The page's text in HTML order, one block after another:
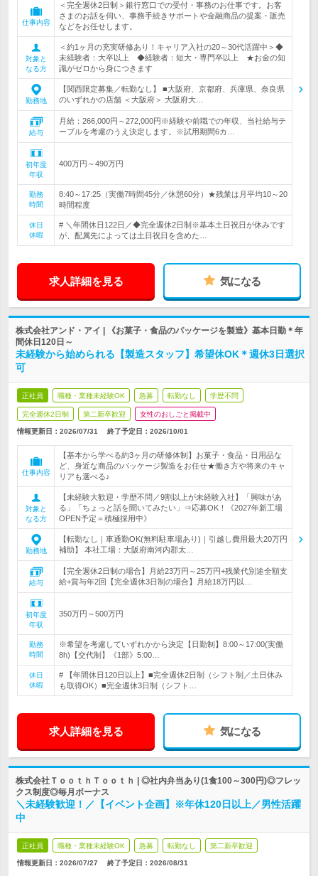
仕事内容
＜完全週休2日制＞銀行窓口での受付・事務のお仕事です。お客
さまのお話を伺い、事務手続きサポートや金融商品の提案・販売
などをお任せします。
対象と
なる方
＜約1ヶ月の充実研修あり！キャリア入社の20～30代活躍中＞◆
未経験者：大卒以上 ◆経験者：短大・専門卒以上 ★お金の知
識がゼロから身につきます
勤務地
【関西限定募集／転勤なし】 ■大阪府、京都府、兵庫県、奈良県
のいずれかの店舗 ＜大阪府＞ 大阪府大…
給与
月給：266,000円～272,000円※経験や前職での年収、当社給与テ
ーブルを考慮のうえ決定します。※試用期間6カ…
初年度
年収
400万円～490万円
勤務
時間
8:40～17:25（実働7時間45分／休憩60分）★残業は月平均10～20
時間程度
休日
休暇
# ＼年間休日122日／◆完全週休2日制※基本土日祝日が休みです
が、配属先によっては土日祝日を含めた…
求人詳細を見る 気になる
株式会社アンド・アイ | 《お菓子・食品のパッケージを製造》基本日勤＊年
間休日120日～
未経験から始められる【製造スタッフ】希望休OK＊週休3日選択
可
正社員 職種・業種未経験OK 急募 転勤なし 学歴不問
完全週休2日制 第二新卒歓迎 女性のおしごと掲載中
情報更新日：2026/07/31 終了予定日： 2026/10/01
仕事内容
【基本から学べる約3ヶ月の研修体制】お菓子・食品・日用品な
ど、身近な商品のパッケージ製造をお任せ★働き方や将来のキャ
リアも選べる♪
対象と
なる方
【未経験大歓迎・学歴不問／9割以上が未経験入社】「興味があ
る」「ちょっと話を聞いてみたい」⇒応募OK！《2027年新工場
OPEN予定＝積極採用中》
勤務地
【転勤なし｜車通勤OK(無料駐車場あり)｜引越し費用最大20万円
補助】 本社工場：大阪府南河内郡太…
給与
【完全週休2日制の場合】月給23万円～25万円+残業代別途全額支
給+賞与年2回【完全週休3日制の場合】月給18万円以…
初年度
年収
350万円～500万円
勤務
時間
※希望を考慮していずれかから決定【日勤制】8:00～17:00(実働
8h)【交代制】《1部》5:00…
休日
休暇
# 【年間休日120日以上】■完全週休2日制（シフト制／土日休み
も取得OK）■完全週休3日制（シフト…
求人詳細を見る 気になる
株式会社ＴｏｏｔｈＴｏｏｔｈ | ◎社内弁当あり(1食100～300円)◎フレッ
クス制度◎毎月ボーナス
＼未経験歓迎！／【イベント企画】※年休120日以上／男性活躍
中
正社員 職種・業種未経験OK 急募 転勤なし 第二新卒歓迎
情報更新日：2026/07/27 終了予定日： 2026/08/31